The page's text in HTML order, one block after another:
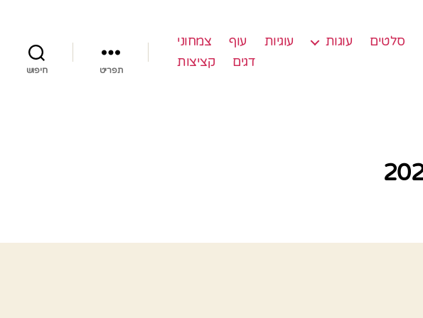
סלטים עוגות עוגיות עוף
צמחוני
דגים
קציצות
תפריט חיפוש